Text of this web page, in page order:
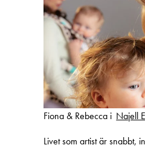
Fiona & Rebecca i Najell
Livet som artist är snabbt,